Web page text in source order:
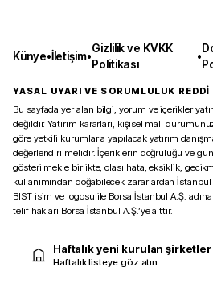
Künye•İletişim•
Gizlilik ve KVKK
Politikası
•
YASAL UYARI VE SORUMLULUK REDDİ
Bu sayfada yer alan bilgi, yorum ve içerikler
değildir. Yatırım kararları, kişisel mali
göre yetkili kurumlarla yapılacak yatırım
değerlendirilmelidir. İçeriklerin doğruluğu ve
gösterilmekle birlikte, olası hata, eksiklik,
kullanımından doğabilecek zararlardan
BIST isim ve logosu ile Borsa İstanbul A.Ş.
telif hakları Borsa İstanbul A.Ş.’ye aittir.
Haftalık yeni kurulan şirketler
Haftalık listeye göz atın